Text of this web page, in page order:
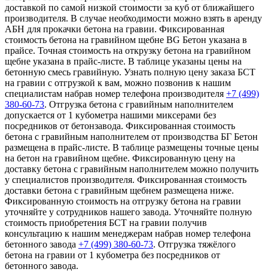
доставкой по самой низкой стоимости за куб от ближайшего
производителя. В случае необходимости можно взять в аренду
АБН для прокачки бетона на гравии. Фиксированная
стоимость бетона на гравийном щебне BG Бетон указана в
прайсе. Точная стоимость на открузку бетона на гравийном
щебне указана в прайс-листе. В таблице указаны цены на
бетонную смесь гравийную. Узнать полную цену заказа БСТ
на гравии с отгрузкой к вам, можно позвонив к нашим
специалистам набрав номер телефона производителя +7 (499)
380-60-73. Отгрузка бетона с гравийным наполнителем
допускается от 1 кубометра нашими миксерами без
посредников от бетонзавода. Фиксированная стоимость
бетона с гравийным наполнителем от производства БГ Бетон
размещена в прайс-листе. В таблице размещены точные цены
на бетон на гравийном щебне. Фиксированную цену на
доставку бетона с гравийным наполнителем можно получить
у специалистов производителя. Фиксированная стоимость
доставки бетона с гравийным щебнем размещена ниже.
Фиксированную стоимость на отгрузку бетона на гравии
уточняйте у сотрудников нашего завода. Уточняйте полную
стоимость приобретения БСТ на гравии получив
консультацию к нашим менеджерам набрав номер телефона
бетонного завода +7 (499) 380-60-73. Отгрузка тяжёлого
бетона на гравии от 1 кубометра без посредников от
бетонного завода.